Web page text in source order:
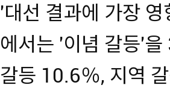
'대선 결과에 가장
에서는 '이념 갈등'
갈등 10.6％, 지역